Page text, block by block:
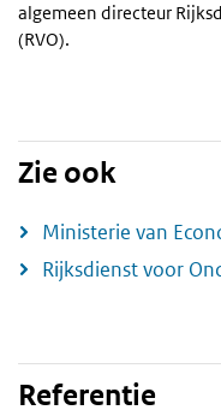
algemeen directeur
(RVO).
Zie ook
Ministerie van
Rijksdienst voor
Referentie